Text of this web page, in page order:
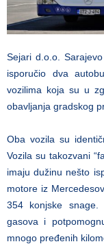
Sejari d.o.o.
isporučio dva
vozilima koja su u
obavljanja gradskog
Oba vozila su
Vozila su takozvani
imaju dužinu nešto
motore iz
354 konjske snage.
gasova i
mnogo pređenih